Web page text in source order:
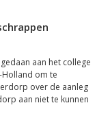
aan het college
om te
over de aanleg
aan niet te kunnen